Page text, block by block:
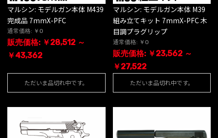
マルシン: モデルガン本体 M439
完成品 7mmX-PFC
通常価格: ￥0
販売価格: ￥28,512 ～
￥43,362
ただいま品切れ中です。
マルシン: モデルガン本体 M39
組み立てキット 7mmX-PFC 木
目調プラグリップ
通常価格: ￥0
販売価格: ￥23,562 ～
￥27,522
ただいま品切れ中です。